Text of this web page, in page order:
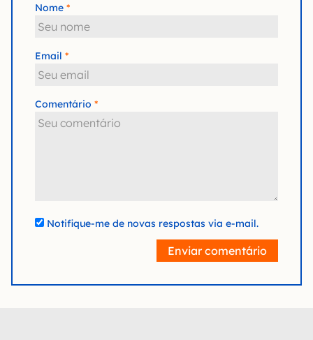
Nome
Email
Comentário
Notifique-me de novas respostas via e-mail.
Enviar comentário